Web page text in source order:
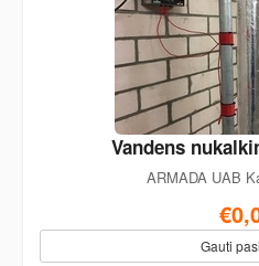
Vandens
ARMADA UAB
Gauti